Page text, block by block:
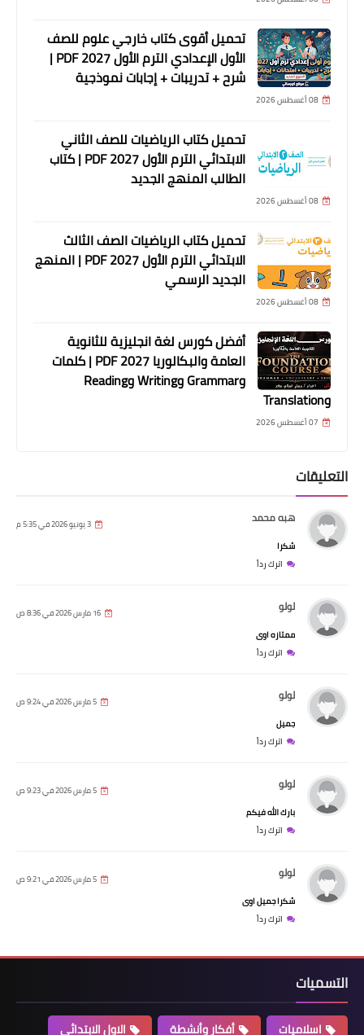
تحميل أقوى كتاب خارجي علوم للصف
الأول الإعدادي الترم الأول 2027 PDF |
شرح + تدريبات + إجابات نموذجية
08 أغسطس 2026
تحميل كتاب الرياضيات للصف الثاني
الابتدائي الترم الأول 2027 PDF | كتاب
الطالب المنهج الجديد
08 أغسطس 2026
تحميل كتاب الرياضيات الصف الثالث
الابتدائي الترم الأول 2027 PDF | المنهج
الجديد الرسمي
08 أغسطس 2026
أفضل كورس لغة انجليزية للثانوية
العامة والبكالوريا 2027 PDF | كلمات
وGrammar وWriting وReading
وTranslation
07 أغسطس 2026
التعليقات
هبه محمد 3 يونيو 2026 في 5:35 م
شكرا
اترك رداً
لولو 16 مارس 2026 في 8:36 ص
ممتازه اوى
اترك رداً
لولو 5 مارس 2026 في 9:24 ص
جميل
اترك رداً
لولو 5 مارس 2026 في 9:23 ص
بارك الله فيكم
اترك رداً
لولو 5 مارس 2026 في 9:21 ص
شكرا جميل اوى
اترك رداً
التسميات
اسلاميات أفكار وأنشطة
الاول الابتدائي